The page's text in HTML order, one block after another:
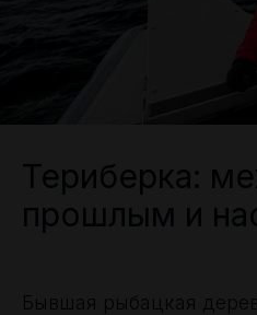
Териберка:
прошлым и
Бывшая рыбацкая